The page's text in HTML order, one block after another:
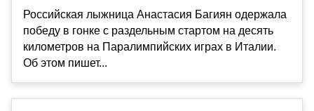
Российская лыжница Анастасия Багиян одержала
победу в гонке с раздельным стартом на десять
километров на Паралимпийских играх в Италии.
Об этом пишет...